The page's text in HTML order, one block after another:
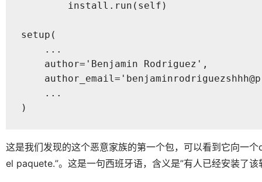
        install.run(self)
setup(
    ...
    author='Benjamin Rodriguez',
    ...
)
这是我们发现的这个恶意家族的第一个包，可以看到它向一
el paquete.”。这是一句西班牙语，含义是”有人已经安装了